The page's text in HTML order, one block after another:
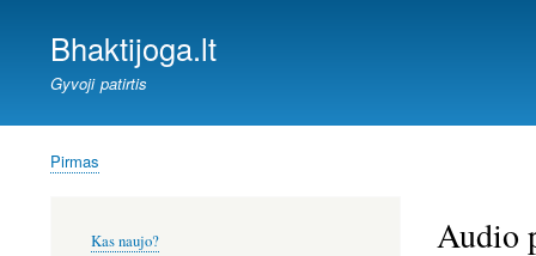
Bhaktijoga.lt
Gyvoji patirtis
Kelias
Pirmas
Audio
meniu
Kas naujo?